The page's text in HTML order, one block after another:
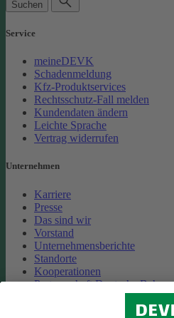
Suchen
Service
meineDEVK
Schadenmeldung
Kfz-Produktservices
Rechtsschutz-Fall melden
Kundendaten ändern
Leichte Sprache
Vertrag widerrufen
Unternehmen
Karriere
Presse
Das sind wir
Vorstand
Unternehmensberichte
Standorte
Kooperationen
Partnerschaft Deutsche Bahn